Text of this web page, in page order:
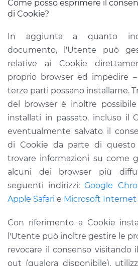
Come posso esprimere il
di Cookie?
In aggiunta a quanto
documento, l'Utente può
relative ai Cookie
proprio browser ed impedire
terze parti possano installarne.
del browser è inoltre
installati in passato, incluso il
eventualmente salvato il
di Cookie da parte di
trovare informazioni su come
alcuni dei browser più
seguenti indirizzi:Google
Apple Safari e Microsoft Internet
Con riferimento a Cookie
l'Utente può inoltre gestire le
revocare il consenso visitando
out (qualora disponibile),